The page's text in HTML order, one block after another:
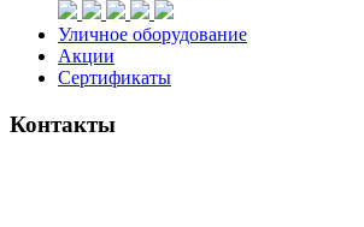
Уличное оборудование
Акции
Сертификаты
Контакты